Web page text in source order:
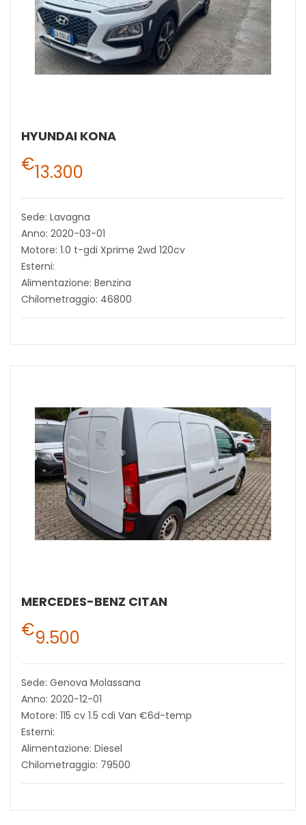
HYUNDAI KONA
€13.300
Sede: Lavagna
Anno: 2020-03-01
Motore: 1.0 t-gdi Xprime 2wd 120cv
Esterni:
Alimentazione: Benzina
Chilometraggio: 46800
MERCEDES-BENZ CITAN
€9.500
Sede: Genova Molassana
Anno: 2020-12-01
Motore: 115 cv 1.5 cdi Van €6d-temp
Esterni:
Alimentazione: Diesel
Chilometraggio: 79500